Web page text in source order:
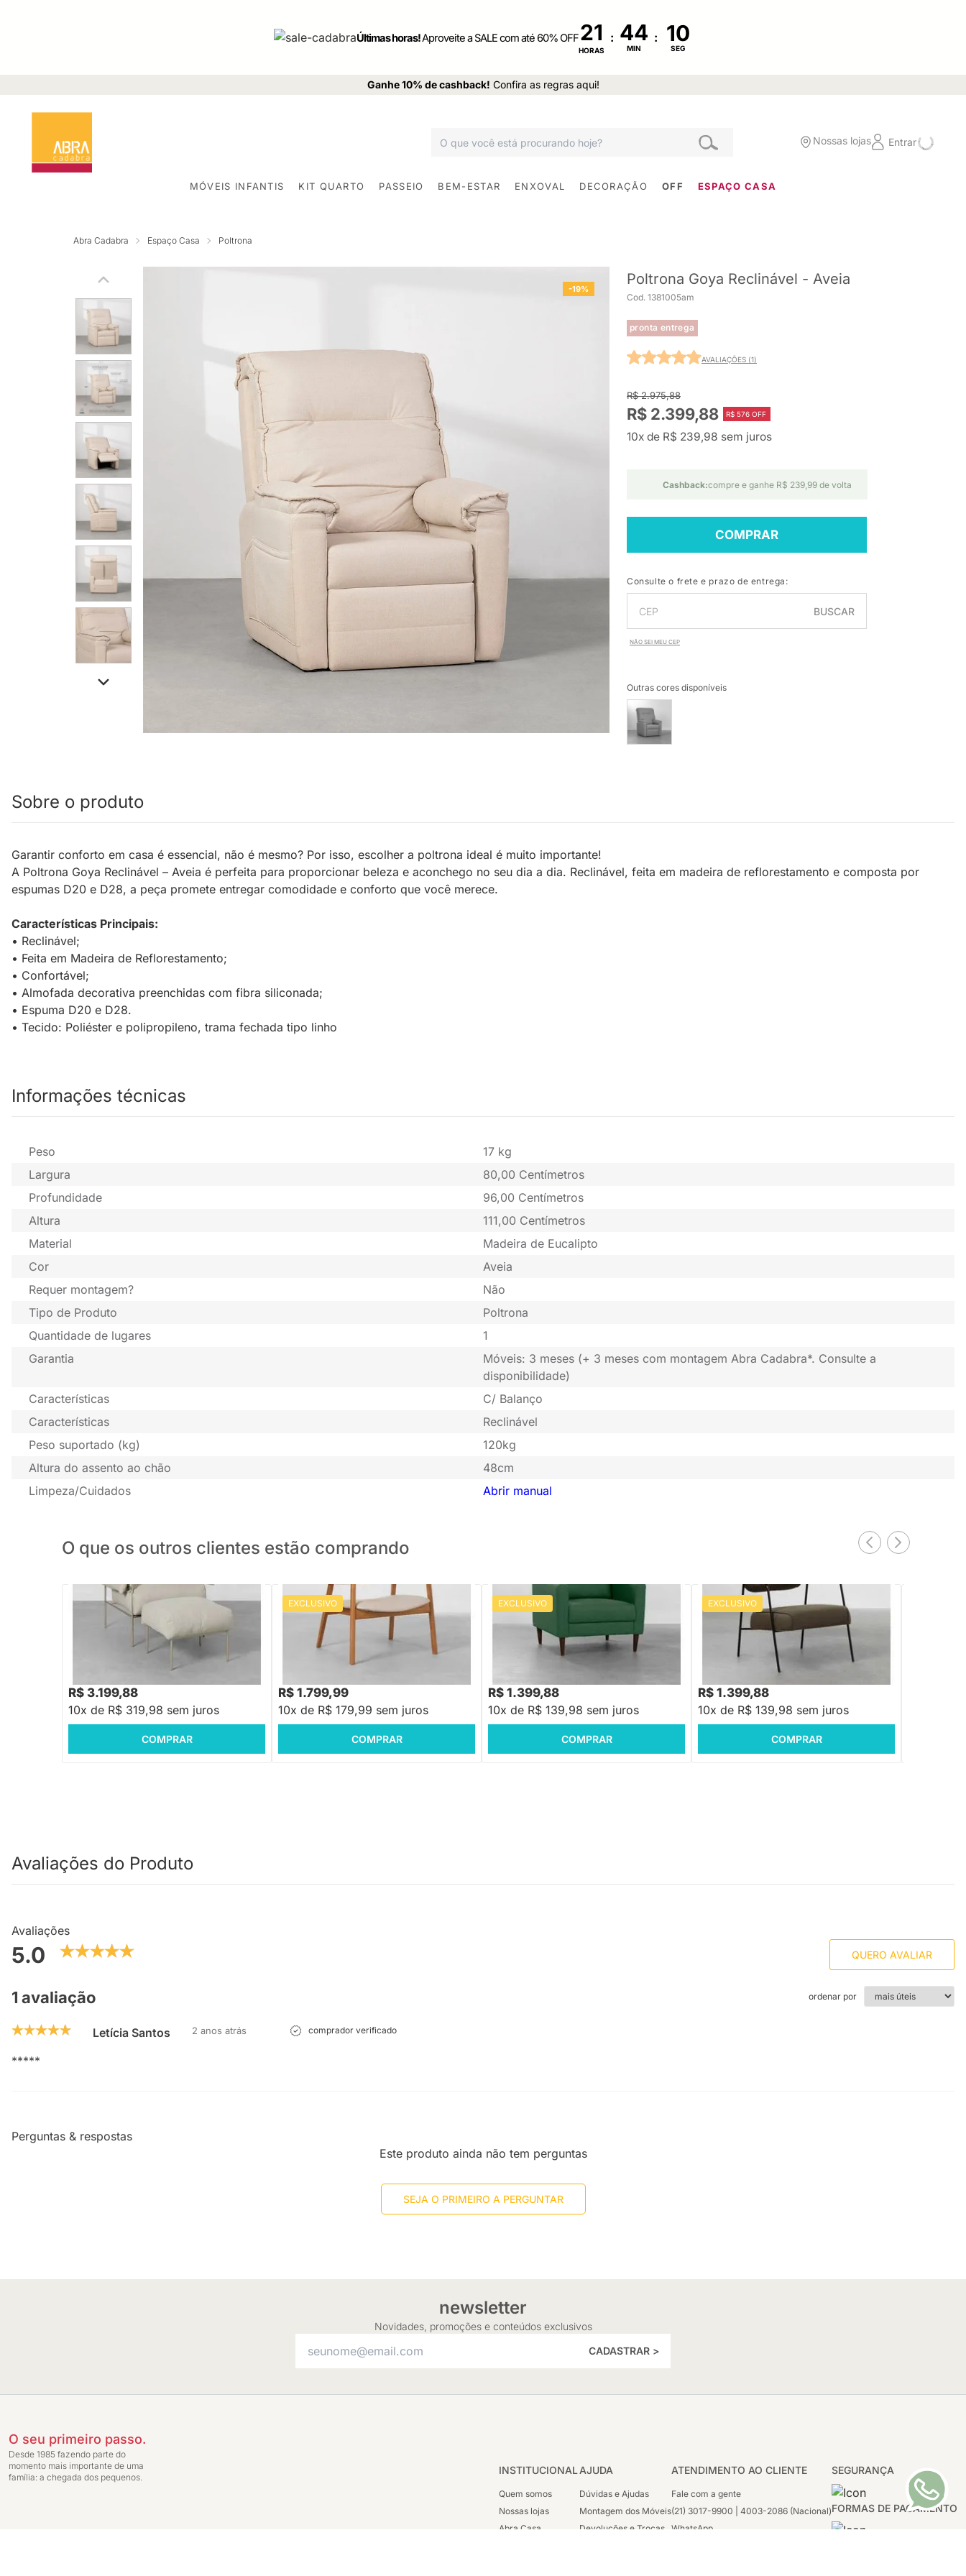
Últimas horas!Aproveite a SALE com até 60% OFF21
HORAS
:
MIN
:
SEG
Ganhe 10% de cashback! Confira as regras aqui!
Nossas lojas Entrar
MÓVEIS INFANTIS KIT QUARTO PASSEIO BEM-ESTAR ENXOVAL DECORAÇÃO OFF ESPAÇO CASA
Abra Cadabra Espaço Casa Poltrona
-19%
Poltrona Goya Reclinável - Aveia
Cod. 1381005am
pronta entrega
AVALIAÇÕES (1)
R$ 2.975,88
R$ 2.399,88 R$ 576 OFF
10x de R$ 239,98 sem juros
Cashback:compre e ganhe R$ 239,99 de volta
COMPRAR
Consulte o frete e prazo de entrega:
BUSCAR
NÃO SEI MEU CEP
Outras cores disponíveis
Sobre o produto
Garantir conforto em casa é essencial, não é mesmo? Por isso, escolher a poltrona ideal é muito importante!
A Poltrona Goya Reclinável – Aveia é perfeita para proporcionar beleza e aconchego no seu dia a dia. Reclinável, feita em madeira de reflorestamento e composta por
espumas D20 e D28, a peça promete entregar comodidade e conforto que você merece.
Características Principais:
• Reclinável;
• Feita em Madeira de Reflorestamento;
• Confortável;
• Almofada decorativa preenchidas com fibra siliconada;
• Espuma D20 e D28.
• Tecido: Poliéster e polipropileno, trama fechada tipo linho
Informações técnicas
Peso
17 kg
Largura
80,00 Centímetros
Profundidade
96,00 Centímetros
Altura
111,00 Centímetros
Material
Madeira de Eucalipto
Cor
Aveia
Requer montagem?
Não
Tipo de Produto
Poltrona
Quantidade de lugares
1
Garantia
Móveis: 3 meses (+ 3 meses com montagem Abra Cadabra*. Consulte a
disponibilidade)
Características
C/ Balanço
Características
Reclinável
Peso suportado (kg)
120kg
Altura do assento ao chão
48cm
Limpeza/Cuidados
Abrir manual
O que os outros clientes estão comprando
PRONTA ENTREGA
Poltrona Trufa Com Puff - Argento
R$ 3.199,88
10x de R$ 319,98 sem juros
COMPRAR
EXCLUSIVO PRONTA ENTREGA
Poltrona Lalá Encosto Palha Creme -
R$ 1.799,99
10x de R$ 179,99 sem juros
COMPRAR
EXCLUSIVO
Poltrona Noah Trend - Verde
R$ 1.399,88
10x de R$ 139,98 sem juros
COMPRAR
EXCLUSIVO PRONTA ENTREGA
Poltrona Hall Sarja - Verde Oliva
-53%
R$ 1.399,88
10x de R$ 139,98 sem juros
COMPRAR
Avaliações do Produto
Avaliações
5.0 QUERO AVALIAR
1 avaliação ordenar por
Letícia Santos 2 anos atrás comprador verificado
*****
Perguntas & respostas
Este produto ainda não tem perguntas
SEJA O PRIMEIRO A PERGUNTAR
newsletter
Novidades, promoções e conteúdos exclusivos
CADASTRAR >
O seu primeiro passo.
Desde 1985 fazendo parte do
momento mais importante de uma
família: a chegada dos pequenos.
INSTITUCIONAL
Quem somos
Nossas lojas
Abra Casa
AJUDA
Dúvidas e Ajudas
Montagem dos Móveis
Devoluções e Trocas
SEGURANÇA
FORMAS DE PAGAMENTO
ATENDIMENTO AO CLIENTE
Fale com a gente
(21) 3017-9900 | 4003-2086 (Nacional)
WhatsApp